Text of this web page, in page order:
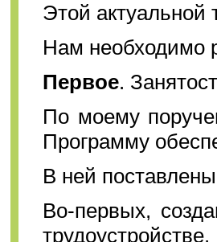
Этой
Нам необходимо
Первое.
По моему
Программу
В ней
Во-первых,
трудоустройстве.